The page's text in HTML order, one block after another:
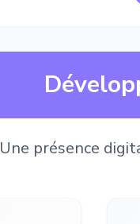
Une présence